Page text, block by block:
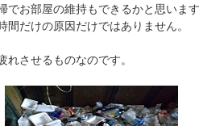
でお部屋の維持もできるかと思います
だけの原因だけではありません。
させるものなのです。